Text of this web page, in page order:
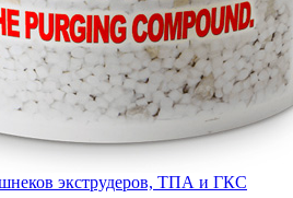
экструдеров, ТПА и ГКС